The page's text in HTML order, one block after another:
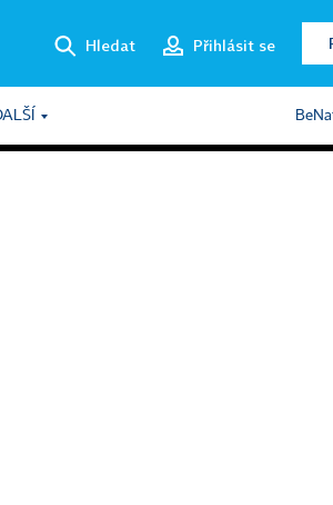
Hledat Přihlásit se